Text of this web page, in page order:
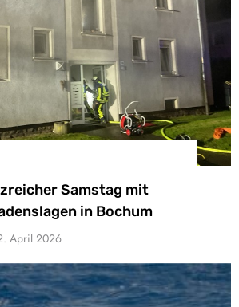
Samstag mit
in Bochum
April 2026